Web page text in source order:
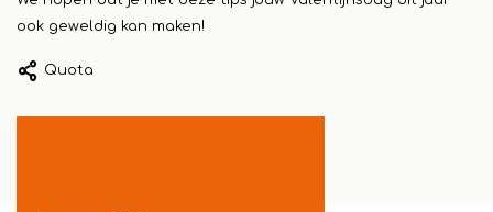
ook geweldig kan maken!
Quota